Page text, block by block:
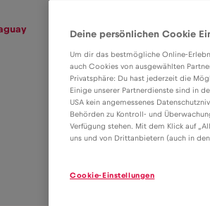
4€/GB
Deine persönlichen Cookie
Um dir das bestmögliche Online-
auch Cookies von ausgewählten
Privatsphäre: Du hast jederzeit die
Einige unserer Partnerdienste sind in
USA kein angemessenes
Behörden zu Kontroll- und
Verfügung stehen. Mit dem Klick auf
uns und von Drittanbietern (auch in
Cookie-Einstellungen